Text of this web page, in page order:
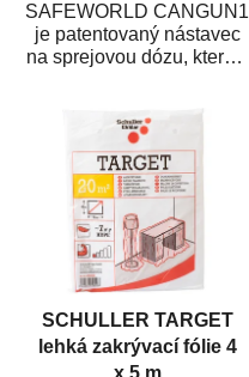
SAFEWORLD CANGUN1
je patentovaný nástavec
na sprejovou dózu, který ji
SCHULLER TARGET
lehká zakrývací fólie 4
x 5 m